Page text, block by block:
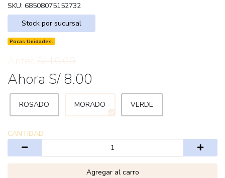
SKU: 68508075152732
Stock por sucursal
Pocas Unidades.
Antes S/ 10.00
Ahora S/ 8.00
ROSADO MORADO VERDE
CANTIDAD
Agregar al carro